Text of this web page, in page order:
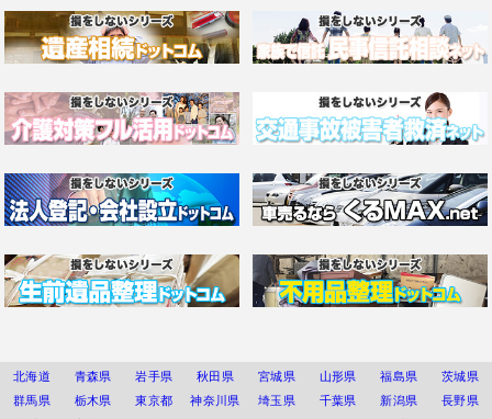
北海道 青森県 岩手県 秋田県 宮城県 山形県 福島県
茨城県
群馬県
栃木県 東京都 神奈川県 埼玉県 千葉県 新潟県
長野県